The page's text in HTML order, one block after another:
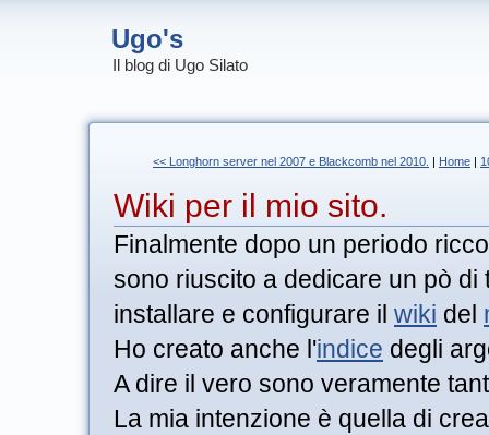
Ugo's
Il blog di Ugo Silato
<< Longhorn server nel 2007 e Blackcomb nel 2010. | Home |
Wiki per il mio sito.
Finalmente dopo un periodo
sono riuscito a dedicare un pò di
installare e configurare il wiki del
Ho creato anche l'indice degli
A dire il vero sono veramente
La mia intenzione è quella di